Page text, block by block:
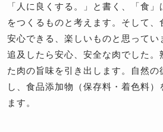
「人に良くする。」と書く、「食
をつくるものと考えます。そして、
安心できる、楽しいものと思ってい
追及したら安心、安全な肉でした。
た肉の旨味を引き出します。自然の
し、食品添加物（保存料・着色料
ます。